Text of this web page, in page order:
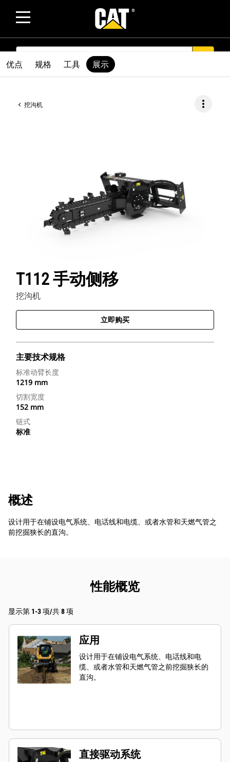
SEARCH
挖沟机 more_vert
T112 手动侧移
挖沟机
立即购买
主要技术规格
标准动臂长度
1219 mm
切割宽度
152 mm
链式
标准
优点 规格 工具 展示
概述
设计用于在铺设电气系统、电话线和电缆、或者水管和天燃气管之
前挖掘狭长的直沟。
性能概览
显示第 1-3 项/共 8 项
应用
设计用于在铺设电气系统、电话线和电
缆、或者水管和天燃气管之前挖掘狭长的
直沟。
直接驱动系统